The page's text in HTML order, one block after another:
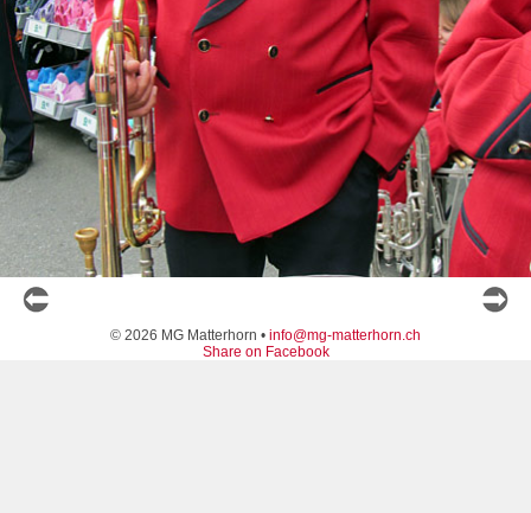
© 2026 MG Matterhorn • info@mg-matterhorn.ch
Share on Facebook